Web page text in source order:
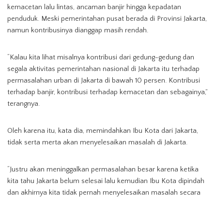
kemacetan lalu lintas, ancaman banjir hingga kepadatan
penduduk. Meski pemerintahan pusat berada di Provinsi Jakarta,
namun kontribusinya dianggap masih rendah.
“Kalau kita lihat misalnya kontribusi dari gedung-gedung dan
segala aktivitas pemerintahan nasional di Jakarta itu terhadap
permasalahan urban di Jakarta di bawah 10 persen. Kontribusi
terhadap banjir, kontribusi terhadap kemacetan dan sebagainya,”
terangnya.
Oleh karena itu, kata dia, memindahkan Ibu Kota dari Jakarta,
tidak serta merta akan menyelesaikan masalah di Jakarta.
“Justru akan meninggalkan permasalahan besar karena ketika
kita tahu Jakarta belum selesai lalu kemudian Ibu Kota dipindah
dan akhirnya kita tidak pernah menyelesaikan masalah secara